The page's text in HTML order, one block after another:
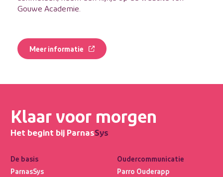
Gouwe Academie.
Meer informatie
Klaar voor morgen
Het begint bij ParnasSys
De basis
ParnasSys
Oudercommunicatie
Parro Ouderapp